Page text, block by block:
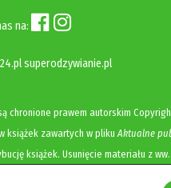
na:
superodzywianie.pl
chronione prawem autorskim
książek zawartych w pliku Aktualne
książek. Usunięcie materiału z
i cookies